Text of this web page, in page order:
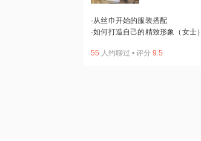
·从丝巾开始的服装搭配
·如何打造自己的精致形象（女士）
55 人约聊过 • 评分 9.5